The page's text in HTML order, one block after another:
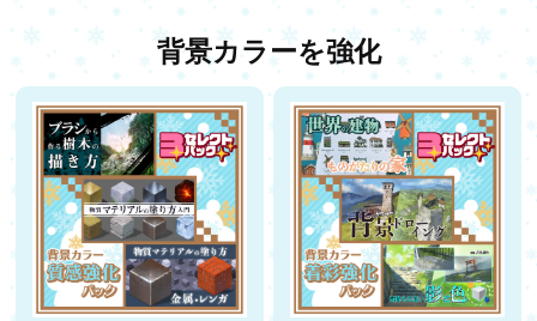
背景カラーを強化